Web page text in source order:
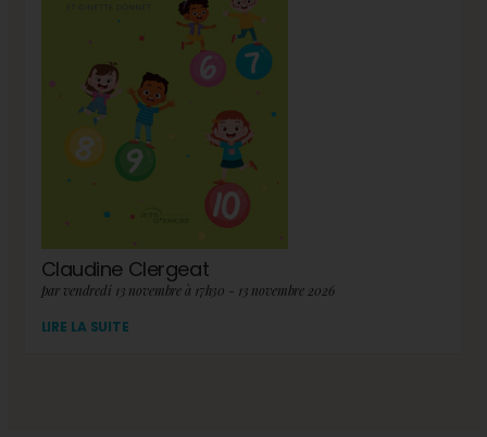
Claudine Clergeat
par vendredi 13 novembre à 17h30 - 13 novembre 2026
LIRE LA SUITE